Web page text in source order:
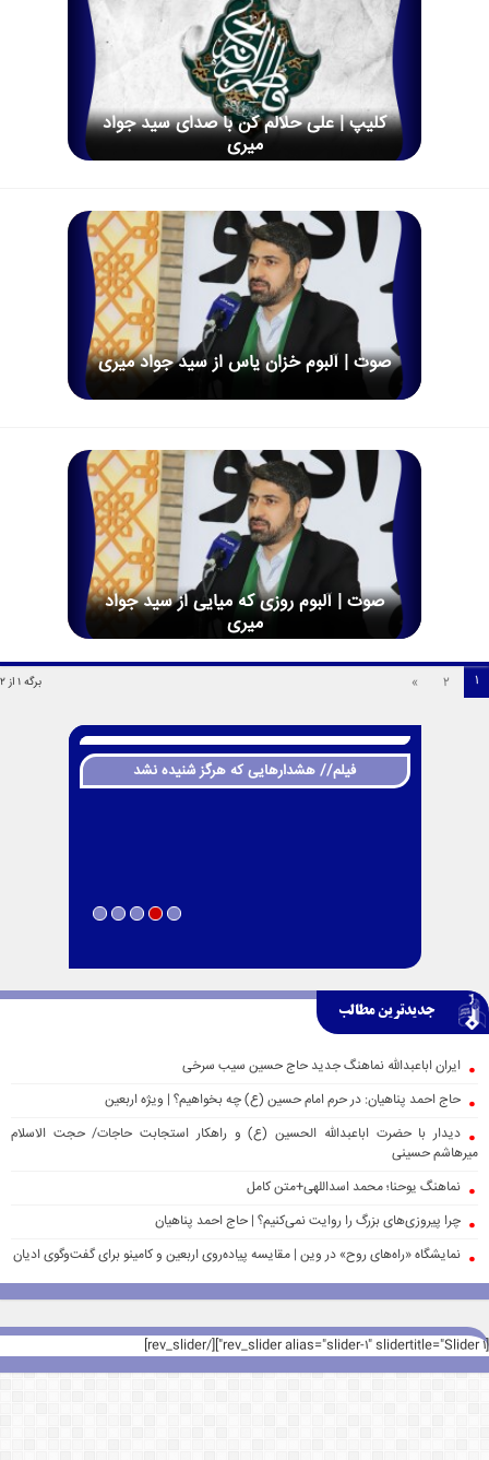
کلیپ | علی حلالم کن با صدای سید جواد
میری
صوت | آلبوم خزان یاس از سید جواد میری
صوت | آلبوم روزی که میایی از سید جواد
میری
برگه 1 از 2 1
2
»
فیلم// هشدارهایی که هرگز شنیده نشد
جدیدترین مطالب
ایران اباعبدالله نماهنگ جدید حاج حسین سیب سرخی
حاج احمد پناهیان: در حرم امام حسین (ع) چه بخواهیم؟ | ویژه اربعین
دیدار با حضرت اباعبدالله الحسین (ع) و راهکار استجابت حاجات/ حجت الاسلام
میرهاشم حسینی
نماهنگ یوحنا؛ محمد اسداللهی+متن کامل
چرا پیروزی‌های بزرگ را روایت نمی‌کنیم؟ | حاج احمد پناهیان
نمایشگاه «راه‌های روح» در وین | مقایسه پیاده‌روی اربعین و کامینو برای گفت‌وگوی ادیان
[rev_slider alias="slider-1" slidertitle="Slider 1"][/rev_slider]